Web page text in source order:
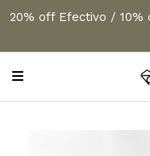
20% off Efectivo /